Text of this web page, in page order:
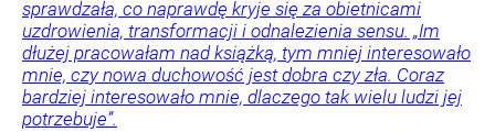
sprawdzała, co naprawdę kryje się za obietnicami
uzdrowienia, transformacji i odnalezienia sensu. „Im
dłużej pracowałam nad książką, tym mniej interesowało
mnie, czy nowa duchowość jest dobra czy zła. Coraz
bardziej interesowało mnie, dlaczego tak wielu ludzi jej
potrzebuje”.